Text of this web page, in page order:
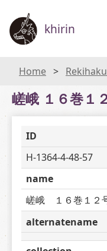
khirin
Home Rekihaku Collection
嵯峨 １６巻１
ID
H-1364-4-48-57
name
嵯峨　１６巻１２
alternatename